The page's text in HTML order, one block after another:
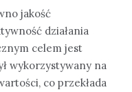
jakość
działania
celem jest
wykorzystywany na
co przekłada